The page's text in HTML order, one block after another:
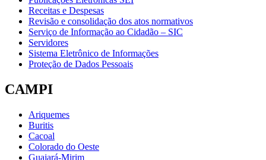
Receitas e Despesas
Revisão e consolidação dos atos normativos
Serviço de Informação ao Cidadão – SIC
Servidores
Sistema Eletrônico de Informações
Proteção de Dados Pessoais
CAMPI
Ariquemes
Buritis
Cacoal
Colorado do Oeste
Guajará-Mirim